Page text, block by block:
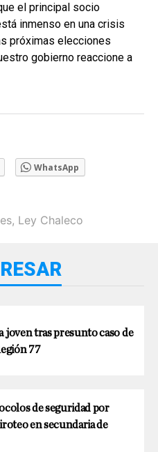
el principal socio
inmenso en una crisis
próximas elecciones
gobierno reaccione a
WhatsApp
, Ley Chaleco
joven tras presunto caso de
77
de seguridad por
en secundaria de